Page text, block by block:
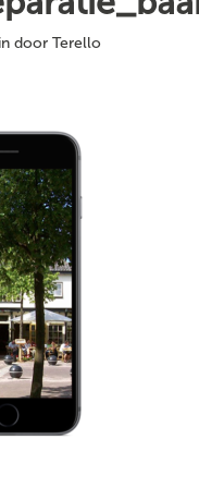
door Terello